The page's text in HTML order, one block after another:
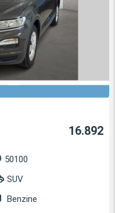
16.892
50100
SUV
Benzine